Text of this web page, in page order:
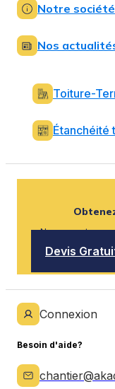
Notre société
Nos
Toiture-
Étanchéité
Nous recrutons,
Devis
Connexion
Besoin d'aide?